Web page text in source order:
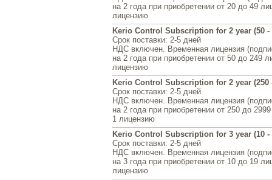
на 2 года при приобретении от 20 до 49
лицензию
Kerio Control Subscription for 2 year (50 -
Срок поставки: 2-5 дней
НДС включен. Временная лицензия
на 2 года при приобретении от 50 до 249
лицензию
Kerio Control Subscription for 2 year (250
Срок поставки: 2-5 дней
НДС включен. Временная лицензия
на 2 года при приобретении от 250 до
1 лицензию
Kerio Control Subscription for 3 year (10 -
Срок поставки: 2-5 дней
НДС включен. Временная лицензия
на 3 года при приобретении от 10 до 19
лицензию